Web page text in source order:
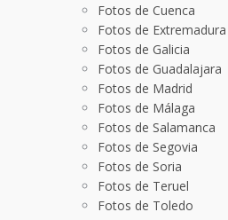
Fotos de Cuenca
Fotos de Extremadura
Fotos de Galicia
Fotos de Guadalajara
Fotos de Madrid
Fotos de Málaga
Fotos de Salamanca
Fotos de Segovia
Fotos de Soria
Fotos de Teruel
Fotos de Toledo